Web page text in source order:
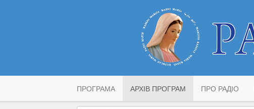
ПРОГРАМА АРХІВ ПРОГРАМ ПРО РАДІО